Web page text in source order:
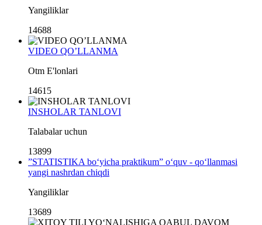
Yangiliklar
14688
VIDEO QO’LLANMA
Otm E'lonlari
14615
INSHOLAR TANLOVI
Talabalar uchun
13899
”STATISTIKA bo‘yicha praktikum” o‘quv - qo‘llanmasi
yangi nashrdan chiqdi
Yangiliklar
13689